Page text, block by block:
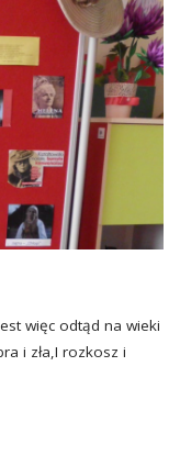
więc odtąd na wieki
i zła,I rozkosz i